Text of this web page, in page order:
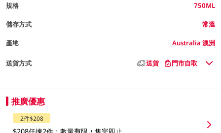
規格 750ML
儲存方式 常溫
產地 Australia 澳洲
送貨方式 送貨 門市自取
推廣優惠
2件$208
$208任揀2件；數量有限，售完即止